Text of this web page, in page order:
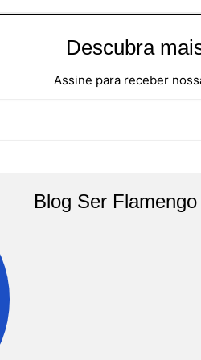
Descubra
Assine para receber
Blog Ser Flamengo